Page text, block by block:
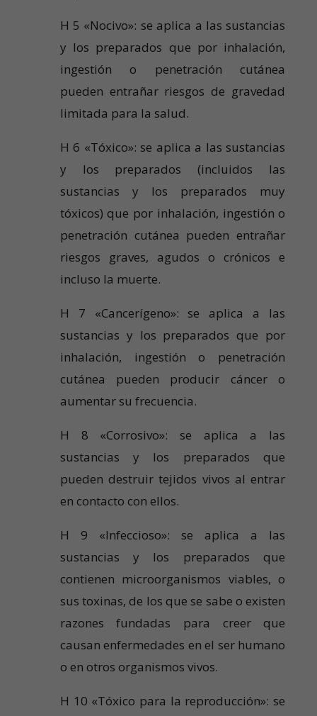
H 5 «Nocivo»: se aplica a las sustancias
y los preparados que por inhalación,
ingestión o penetración cutánea
pueden entrañar riesgos de gravedad
limitada para la salud.
H 6 «Tóxico»: se aplica a las sustancias
y los preparados (incluidos las
sustancias y los preparados muy
tóxicos) que por inhalación, ingestión o
penetración cutánea pueden entrañar
riesgos graves, agudos o crónicos e
incluso la muerte.
H 7 «Cancerígeno»: se aplica a las
sustancias y los preparados que por
inhalación, ingestión o penetración
cutánea pueden producir cáncer o
aumentar su frecuencia.
H 8 «Corrosivo»: se aplica a las
sustancias y los preparados que
pueden destruir tejidos vivos al entrar
en contacto con ellos.
H 9 «Infeccioso»: se aplica a las
sustancias y los preparados que
contienen microorganismos viables, o
sus toxinas, de los que se sabe o existen
razones fundadas para creer que
causan enfermedades en el ser humano
o en otros organismos vivos.
H 10 «Tóxico para la reproducción»: se